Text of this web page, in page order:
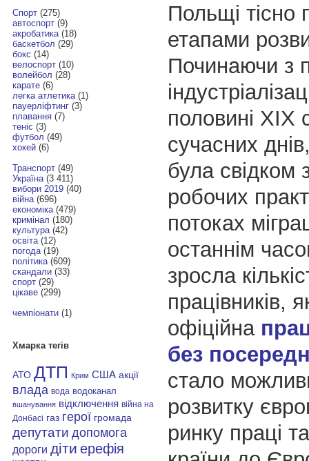
Спорт(275)
автоспорт(9)
акробатика(18)
баскетбол (29)
бокс (14)
велоспорт(10)
волейбол (28)
карате(6)
легка атлетика(1)
пауерліфтинг(3)
плавання(7)
теніс (3)
футбол (49)
хокей(6)
Транспорт(49)
Україна(3 411)
вибори 2019(40)
війна(696)
економіка(479)
кримінал (180)
культура(42)
освіта(12)
погода(19)
політика(609)
скандали(33)
спорт(29)
цікаве(299)
чемпіонати(1)
Хмарка тегів
АТО ДТП Крим США акції
влада вода водоканал
вшанування відключення війна на
Донбасі газ герої громада
депутати допомога
дороги діти ерефія
Польщі тісно
етапами
Починаючи з
половині ХІХ
сучасних
була свідком
робочих
потоках
останнім
зросла
працівників,
офіційна
без
стало
розвитку
ринку праці